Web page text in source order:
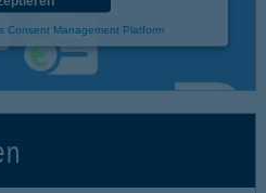
Consent Management Platform